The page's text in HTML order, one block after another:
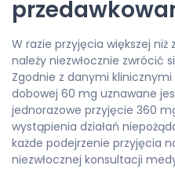
W razie przyjęcia większej
należy niezwłocznie zwrócić
Zgodnie z danymi
dobowej 60 mg uznawane
jednorazowe przyjęcie 360
wystąpienia działań
każde podejrzenie przyjęcia
niezwłocznej konsultacji